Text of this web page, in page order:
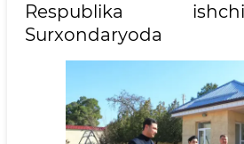
Respublika
Surxondaryoda